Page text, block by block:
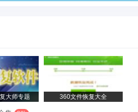
大师专题 360文件恢复大全